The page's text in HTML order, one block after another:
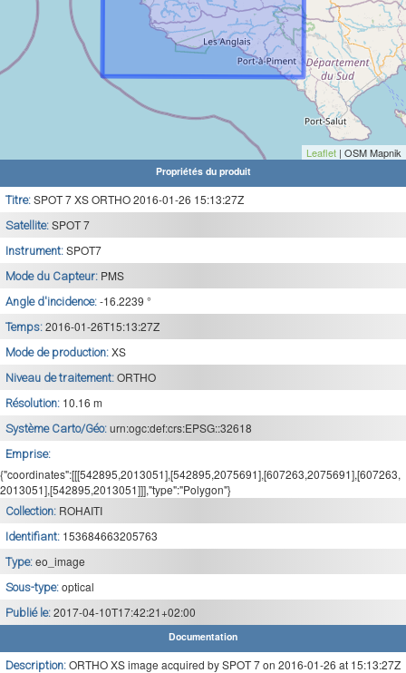
Leaflet | OSM Mapnik
Propriétés du produit
Titre: SPOT 7 XS ORTHO 2016-01-26 15:13:27Z
Satellite: SPOT 7
Instrument: SPOT7
Mode du Capteur: PMS
Angle d'incidence: -16.2239 °
Temps: 2016-01-26T15:13:27Z
Mode de production: XS
Niveau de traitement: ORTHO
Résolution: 10.16 m
Système Carto/Géo: urn:ogc:def:crs:EPSG::32618
Emprise:
{"coordinates":[[[542895,2013051],[542895,2075691],[607263,2075691],[607263,
2013051],[542895,2013051]]],"type":"Polygon"}
Collection: ROHAITI
Identifiant: 153684663205763
Type: eo_image
Sous-type: optical
Publié le: 2017-04-10T17:42:21+02:00
Documentation
Description: ORTHO XS image acquired by SPOT 7 on 2016-01-26 at 15:13:27Z